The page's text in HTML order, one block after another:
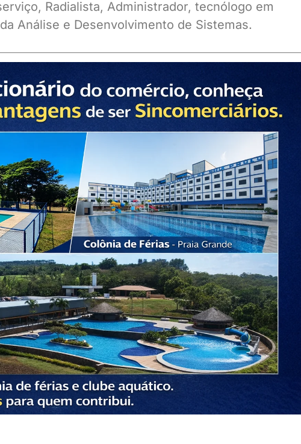
Radialista, Administrador, tecnólogo em
Análise e Desenvolvimento de Sistemas.